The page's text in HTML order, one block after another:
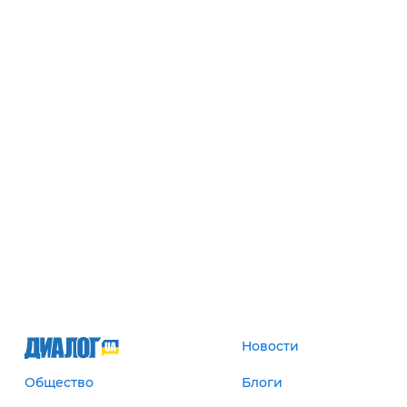
Новости
Общество Блоги